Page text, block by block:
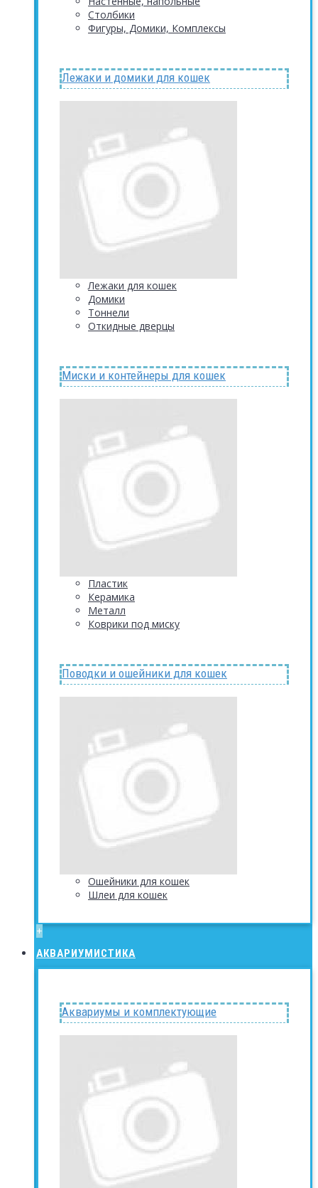
Столбики
Фигуры, Домики, Комплексы
Лежаки и домики для кошек
Лежаки для кошек
Домики
Тоннели
Откидные дверцы
Миски и контейнеры для кошек
Пластик
Керамика
Металл
Коврики под миску
Поводки и ошейники для кошек
Ошейники для кошек
Шлеи для кошек
+
АКВАРИУМИСТИКА
Аквариумы и комплектующие